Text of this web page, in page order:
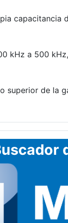
capacitancia
kHz a 500
superior de la